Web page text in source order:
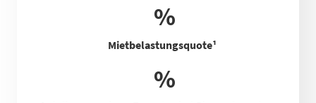
%
Mietbelastungsquote¹
%